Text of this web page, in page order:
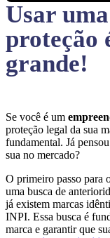
Usar
proteção
grande!
Se você é um
proteção legal da sua
fundamental. Já
sua no mercado?
O primeiro passo para
uma busca de
já existem marcas
INPI. Essa busca é
marca e garantir que